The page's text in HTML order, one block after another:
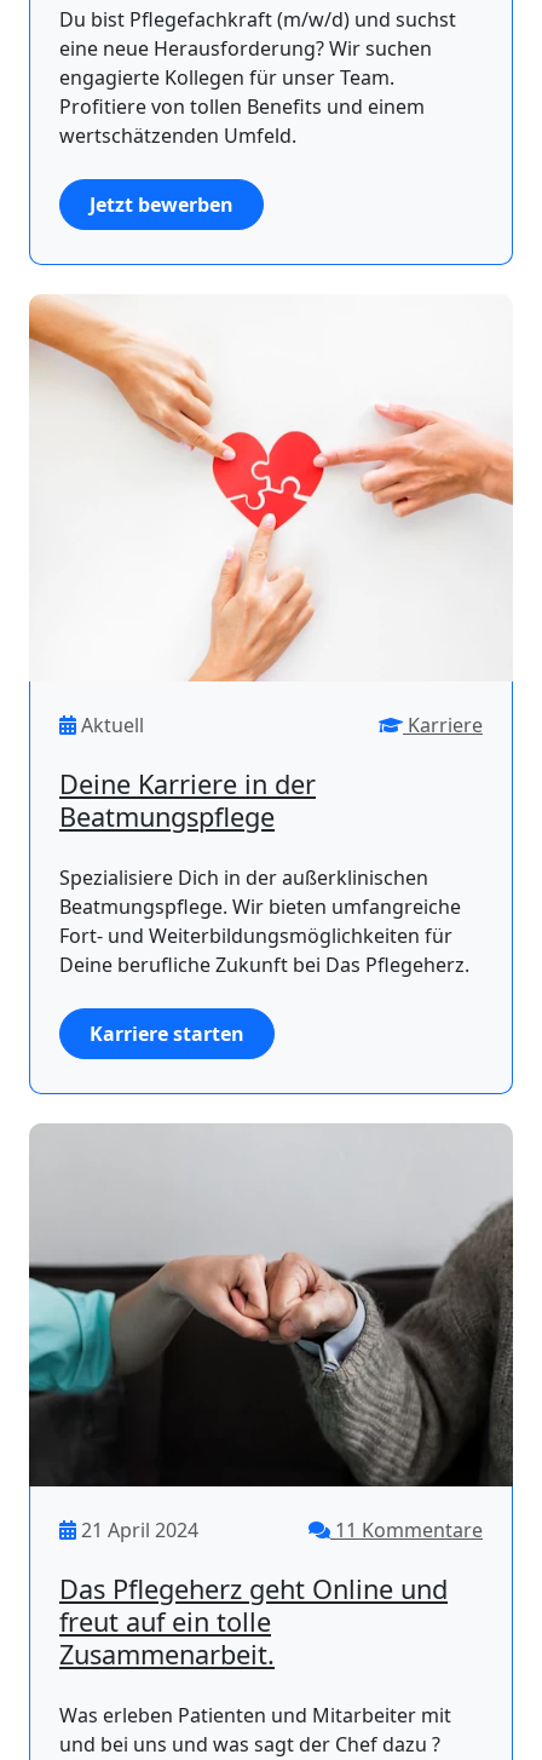
Du bist Pflegefachkraft (m/w/d) und suchst
eine neue Herausforderung? Wir suchen
engagierte Kollegen für unser Team.
Profitiere von tollen Benefits und einem
wertschätzenden Umfeld.
Jetzt bewerben
Aktuell Karriere
Deine Karriere in der
Beatmungspflege
Spezialisiere Dich in der außerklinischen
Beatmungspflege. Wir bieten umfangreiche
Fort- und Weiterbildungsmöglichkeiten für
Deine berufliche Zukunft bei Das Pflegeherz.
Karriere starten
21 April 2024 11 Kommentare
Das Pflegeherz geht Online und
freut auf ein tolle
Zusammenarbeit.
Was erleben Patienten und Mitarbeiter mit
und bei uns und was sagt der Chef dazu ?